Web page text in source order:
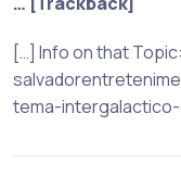
[…] Info on that Topic:
tema-